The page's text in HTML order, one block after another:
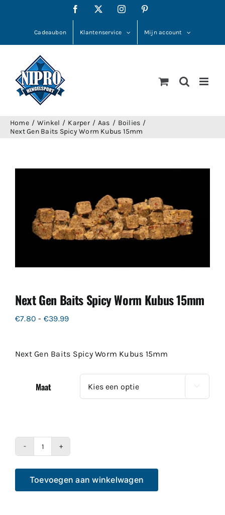
Facebook Instagram
Cadeaubon Klantenservice Mijn account
Home Winkel Karper Aas
Boilies
Next Gen Baits Spicy Worm Kubus 15mm
Next Gen Baits Spicy Worm Kubus 15mm
€7.80 - €39.99Prijsklasse:
€39.99
Next Gen Baits Spicy Worm Kubus 15mm
Maat 
Baits
Spicy
Toevoegen aan winkelwagen